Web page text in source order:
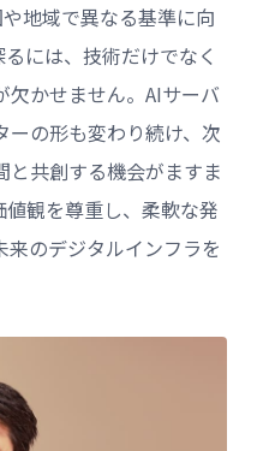
地域で異なる基準に向
には、技術だけでなく
かせません。AIサーバ
ーの形も変わり続け、次
と共創する機会がますま
観を尊重し、柔軟な発
のデジタルインフラを